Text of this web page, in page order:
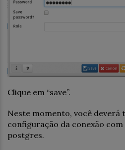
Clique em “save”.
Neste momento, você deverá
configuração da conexão
postgres.